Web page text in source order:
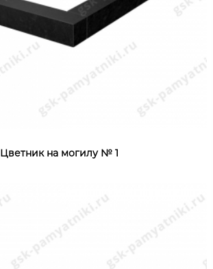
Цветник на могилу № 1